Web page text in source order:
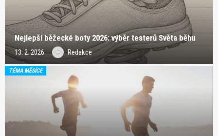
Nejlepší běžecké boty 2026: výběr testerů Světa běhu
13. 2. 2026 Redakce
TÉMA MĚSÍCE